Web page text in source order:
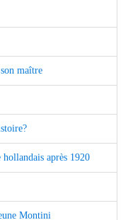
maître
après 1920
Montini